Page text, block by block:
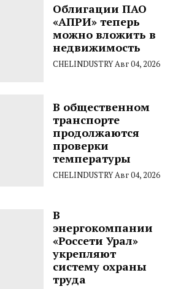
Облигации ПАО
«АПРИ» теперь
можно вложить в
недвижимость
CHELINDUSTRYАвг 04, 2026
В общественном
транспорте
продолжаются
проверки
температуры
CHELINDUSTRYАвг 04, 2026
В
энергокомпании
«Россети Урал»
укрепляют
систему охраны
труда